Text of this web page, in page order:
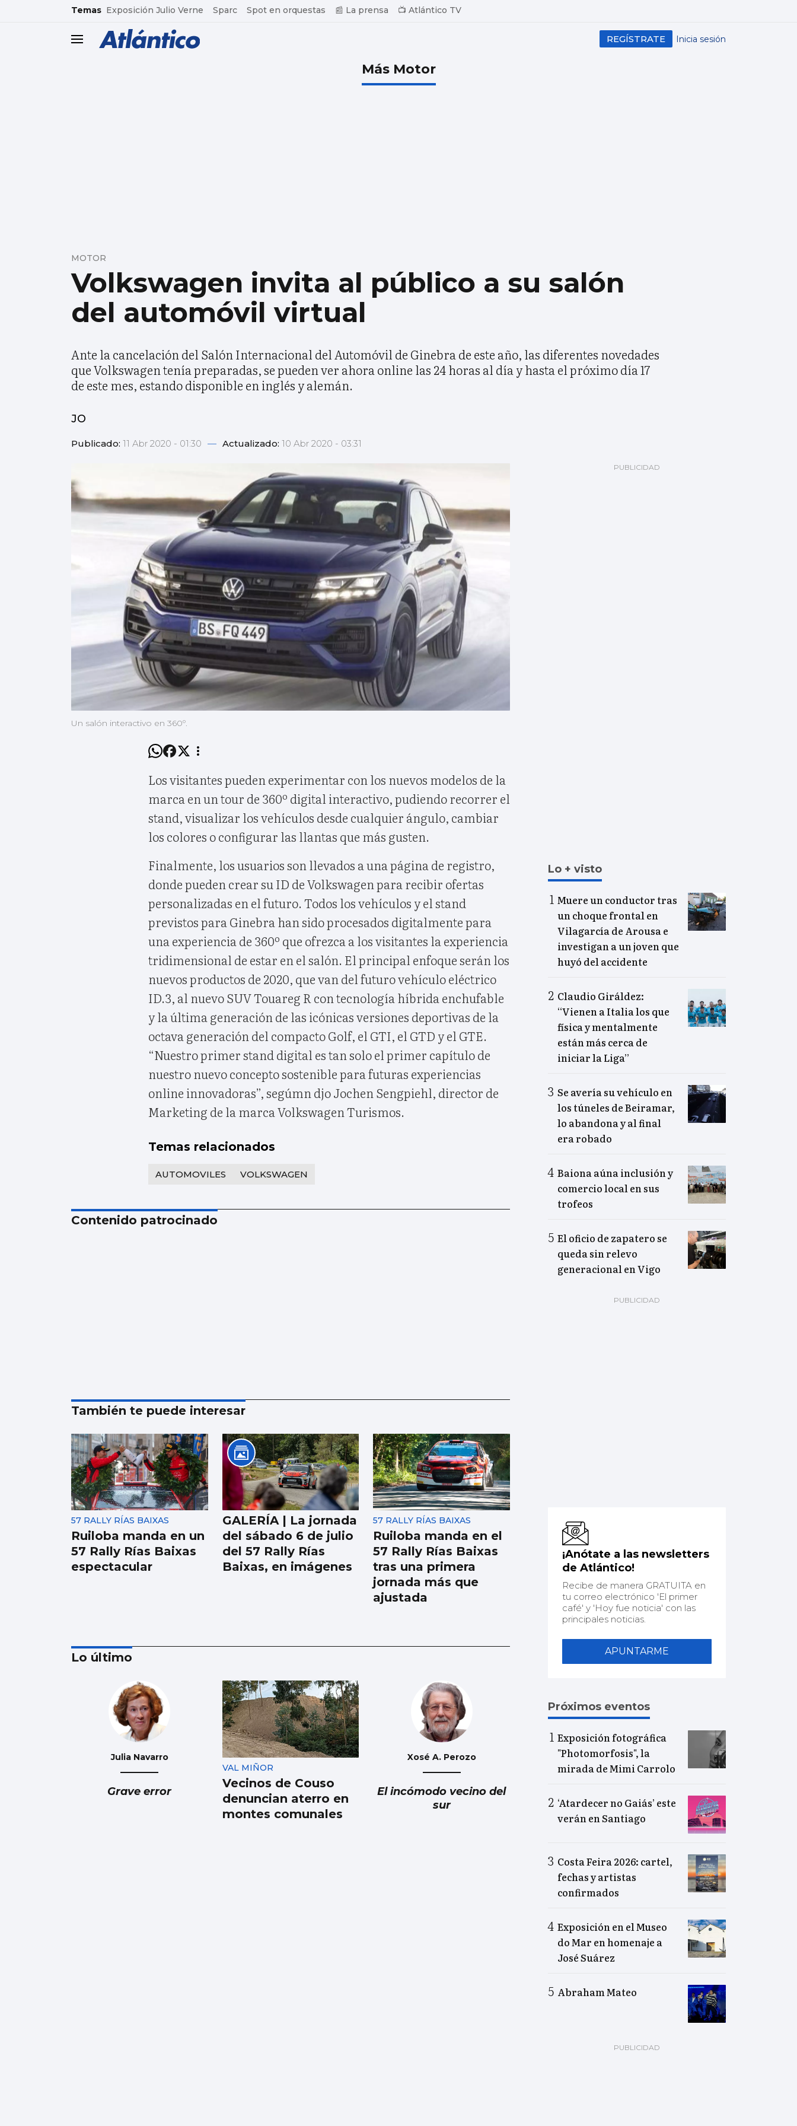
common.go-to-content
Temas Exposición Julio Verne Sparc Spot en orquestas 📰 La prensa 📺 Atlántico TV
header.menu.open Inicia sesión
REGÍSTRATE
Más Motor
Volkswagen invita al público a su salón
del automóvil virtual
MOTOR
Ante la cancelación del Salón Internacional del Automóvil de Ginebra de este año, las diferentes novedades
que Volkswagen tenía preparadas, se pueden ver ahora online las 24 horas al día y hasta el próximo día 17
de este mes, estando disponible en inglés y alemán.
JO
Publicado: 11 Abr 2020 - 01:30 — Actualizado: 10 Abr 2020 - 03:31
Un salón interactivo en 360º.
Los visitantes pueden experimentar con los nuevos modelos de la
marca en un tour de 360º digital interactivo, pudiendo recorrer el
stand, visualizar los vehículos desde cualquier ángulo, cambiar
los colores o configurar las llantas que más gusten.
Finalmente, los usuarios son llevados a una página de registro,
donde pueden crear su ID de Volkswagen para recibir ofertas
personalizadas en el futuro. Todos los vehículos y el stand
previstos para Ginebra han sido procesados digitalmente para
una experiencia de 360º que ofrezca a los visitantes la experiencia
tridimensional de estar en el salón. El principal enfoque serán los
nuevos productos de 2020, que van del futuro vehículo eléctrico
ID.3, al nuevo SUV Touareg R con tecnología híbrida enchufable
y la última generación de las icónicas versiones deportivas de la
octava generación del compacto Golf, el GTI, el GTD y el GTE.
“Nuestro primer stand digital es tan solo el primer capítulo de
nuestro nuevo concepto sostenible para futuras experiencias
online innovadoras”, segúmn djo Jochen Sengpiehl, director de
Marketing de la marca Volkswagen Turismos.
Temas relacionados
AUTOMOVILES VOLKSWAGEN
Contenido patrocinado
También te puede interesar
57 RALLY RÍAS BAIXAS
Ruiloba manda en un
57 Rally Rías Baixas
espectacular
GALERÍA | La jornada
del sábado 6 de julio
del 57 Rally Rías
Baixas, en imágenes
57 RALLY RÍAS BAIXAS
Ruiloba manda en el
57 Rally Rías Baixas
tras una primera
jornada más que
ajustada
57 RALLY RÍAS BAIXAS
Los coches del 57
Rally Rías Baixas
empiezan a quemar
rueda por el Monte
Lo último
Julia Navarro
Grave error
VAL MIÑOR
Vecinos de Couso
denuncian aterro en
montes comunales
Xosé A. Perozo
El incómodo vecino del
sur
Lo + visto
Muere un conductor tras
un choque frontal en
Vilagarcía de Arousa e
investigan a un joven que
huyó del accidente
Claudio Giráldez:
“Vienen a Italia los que
física y mentalmente
están más cerca de
iniciar la Liga”
Se avería su vehículo en
los túneles de Beiramar,
lo abandona y al final
era robado
Baiona aúna inclusión y
comercio local en sus
trofeos
El oficio de zapatero se
queda sin relevo
generacional en Vigo
¡Anótate a las newsletters
de Atlántico!
Recibe de manera GRATUITA en
tu correo electrónico 'El primer
café' y 'Hoy fue noticia' con las
principales noticias.
APUNTARME
Próximos eventos
Exposición fotográfica
"Photomorfosis", la
mirada de Mimi Carrolo
‘Atardecer no Gaiás’ este
verán en Santiago
Costa Feira 2026: cartel,
fechas y artistas
confirmados
Exposición en el Museo
do Mar en homenaje a
José Suárez
Abraham Mateo